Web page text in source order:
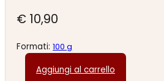
€ 10,90
Formati:100 g
Aggiungi al carrello